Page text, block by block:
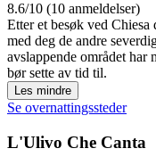
8.6/10 (10 anmeldelser)
Etter et besøk ved
med deg de andre
avslappende området har
bør sette av tid til.
Les mindre
Se overnattingssteder
L'Ulivo Che Canta